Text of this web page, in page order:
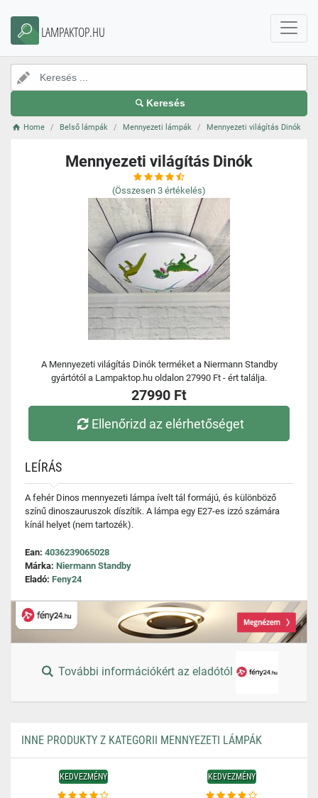
LAMPAKTOP.HU
Keresés
Home Belső lámpák Mennyezeti lámpák Mennyezeti világítás Dinók
Mennyezeti világítás Dinók
(Összesen 3 értékelés)
A Mennyezeti világítás Dinók terméket a Niermann Standby
gyártótól a Lampaktop.hu oldalon 27990 Ft - ért találja.
27990 Ft
Ellenőrizd az elérhetőséget
LEÍRÁS
A fehér Dinos mennyezeti lámpa ívelt tál formájú, és különböző
színű dinoszauruszok díszítik. A lámpa egy E27-es izzó számára
kínál helyet (nem tartozék).
Ean: 4036239065028
Márka: Niermann Standby
Eladó: Feny24
További információkért az eladótól
INNE PRODUKTY Z KATEGORII MENNYEZETI LÁMPÁK
KEDVEZMÉNY KEDVEZMÉNY